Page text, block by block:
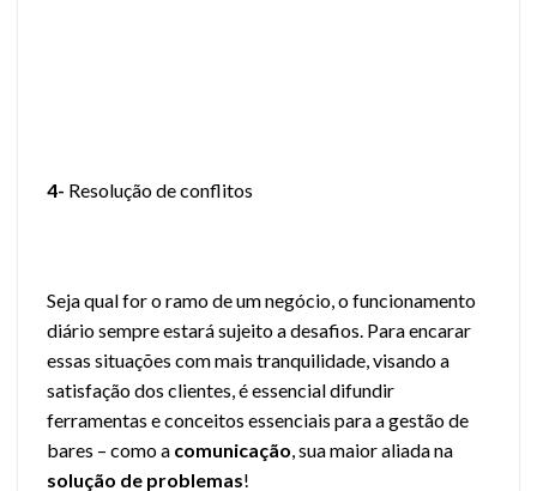
4- Resolução de conflitos
Seja qual for o ramo de um negócio, o funcionamento
diário sempre estará sujeito a desafios. Para encarar
essas situações com mais tranquilidade, visando a
satisfação dos clientes, é essencial difundir
ferramentas e conceitos essenciais para a gestão de
bares – como a comunicação, sua maior aliada na
solução de problemas!